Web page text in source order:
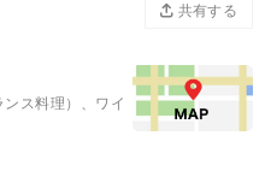
共有する
ス料理）、ワイ